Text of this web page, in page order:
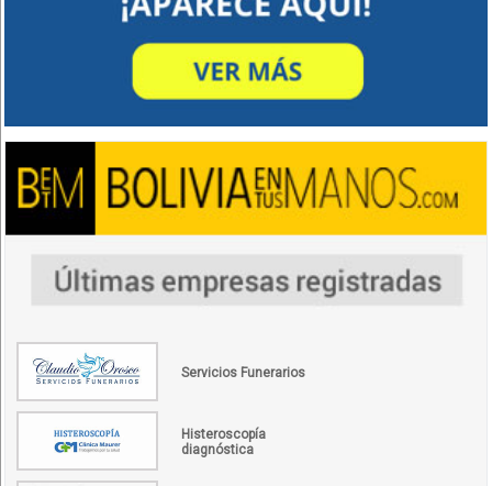
Servicios Funerarios
Histeroscopía
diagnóstica